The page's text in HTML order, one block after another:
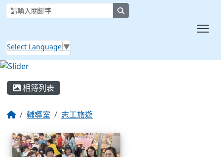
Select Language ▼
相簿列表
輔導室 志工旅遊
相簿列表 113志工旅遊